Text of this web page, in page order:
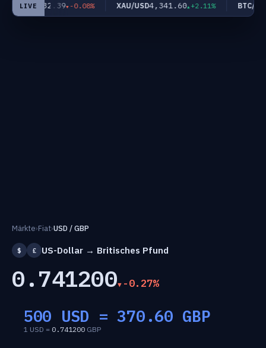
LIVE
EUR/JPY182.39 -0.08% XAU/USD4,341.60 +2.11% BTC/USD
Märkte›Fiat›USD / GBP
$ £ US-Dollar → Britisches Pfund
0.741200 -0.27%
500 USD =370.60 GBP
1 USD = 0.741200 GBP